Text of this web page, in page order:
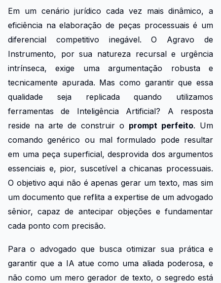
Em um cenário jurídico cada vez mais dinâmico, a
eficiência na elaboração de peças processuais é um
diferencial competitivo inegável. O Agravo de
Instrumento, por sua natureza recursal e urgência
intrínseca, exige uma argumentação robusta e
tecnicamente apurada. Mas como garantir que essa
qualidade seja replicada quando utilizamos
ferramentas de Inteligência Artificial? A resposta
reside na arte de construir o prompt perfeito. Um
comando genérico ou mal formulado pode resultar
em uma peça superficial, desprovida dos argumentos
essenciais e, pior, suscetível a chicanas processuais.
O objetivo aqui não é apenas gerar um texto, mas sim
um documento que reflita a expertise de um advogado
sênior, capaz de antecipar objeções e fundamentar
cada ponto com precisão.
Para o advogado que busca otimizar sua prática e
garantir que a IA atue como uma aliada poderosa, e
não como um mero gerador de texto, o segredo está